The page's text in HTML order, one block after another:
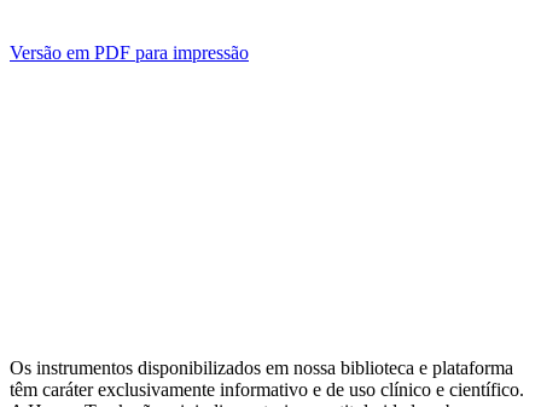
Versão em PDF para impressão
Os instrumentos disponibilizados em nossa biblioteca e plataforma
têm caráter exclusivamente informativo e de uso clínico e científico.